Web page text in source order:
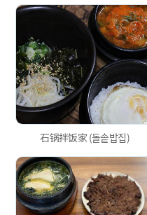
石锅拌饭家 (돌솥밥집)